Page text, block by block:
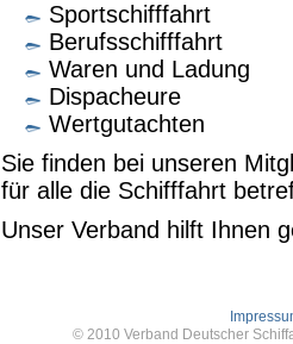
Sportschifffahrt
Berufsschifffahrt
Waren und Ladung
Dispacheure
Wertgutachten
Sie finden bei unseren
für alle die Schifffahrt
Unser Verband hilft Ihnen
© 2010 Verband Deutscher